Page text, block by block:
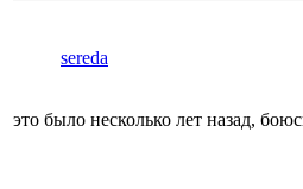
sereda
это было несколько лет назад,